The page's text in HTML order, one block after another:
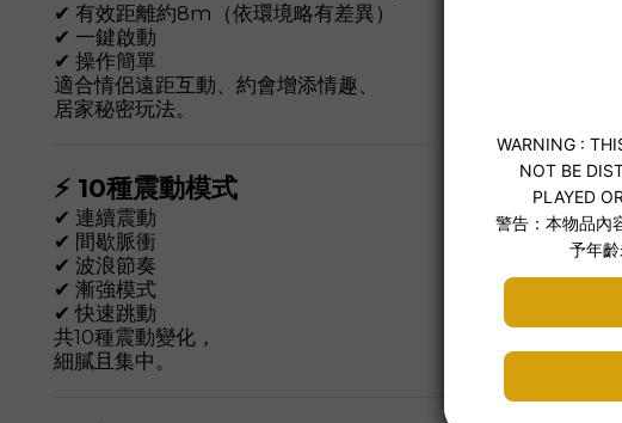
✔ 有效距離約8m（依環境略有差異）
✔ 一鍵啟動
✔ 操作簡單
適合情侶遠距互動、約會增添情趣、
居家秘密玩法。
⚡ 10種震動模式
✔ 連續震動
✔ 間歇脈衝
✔ 波浪節奏
✔ 漸強模式
✔ 快速跳動
共10種震動變化，
細膩且集中。